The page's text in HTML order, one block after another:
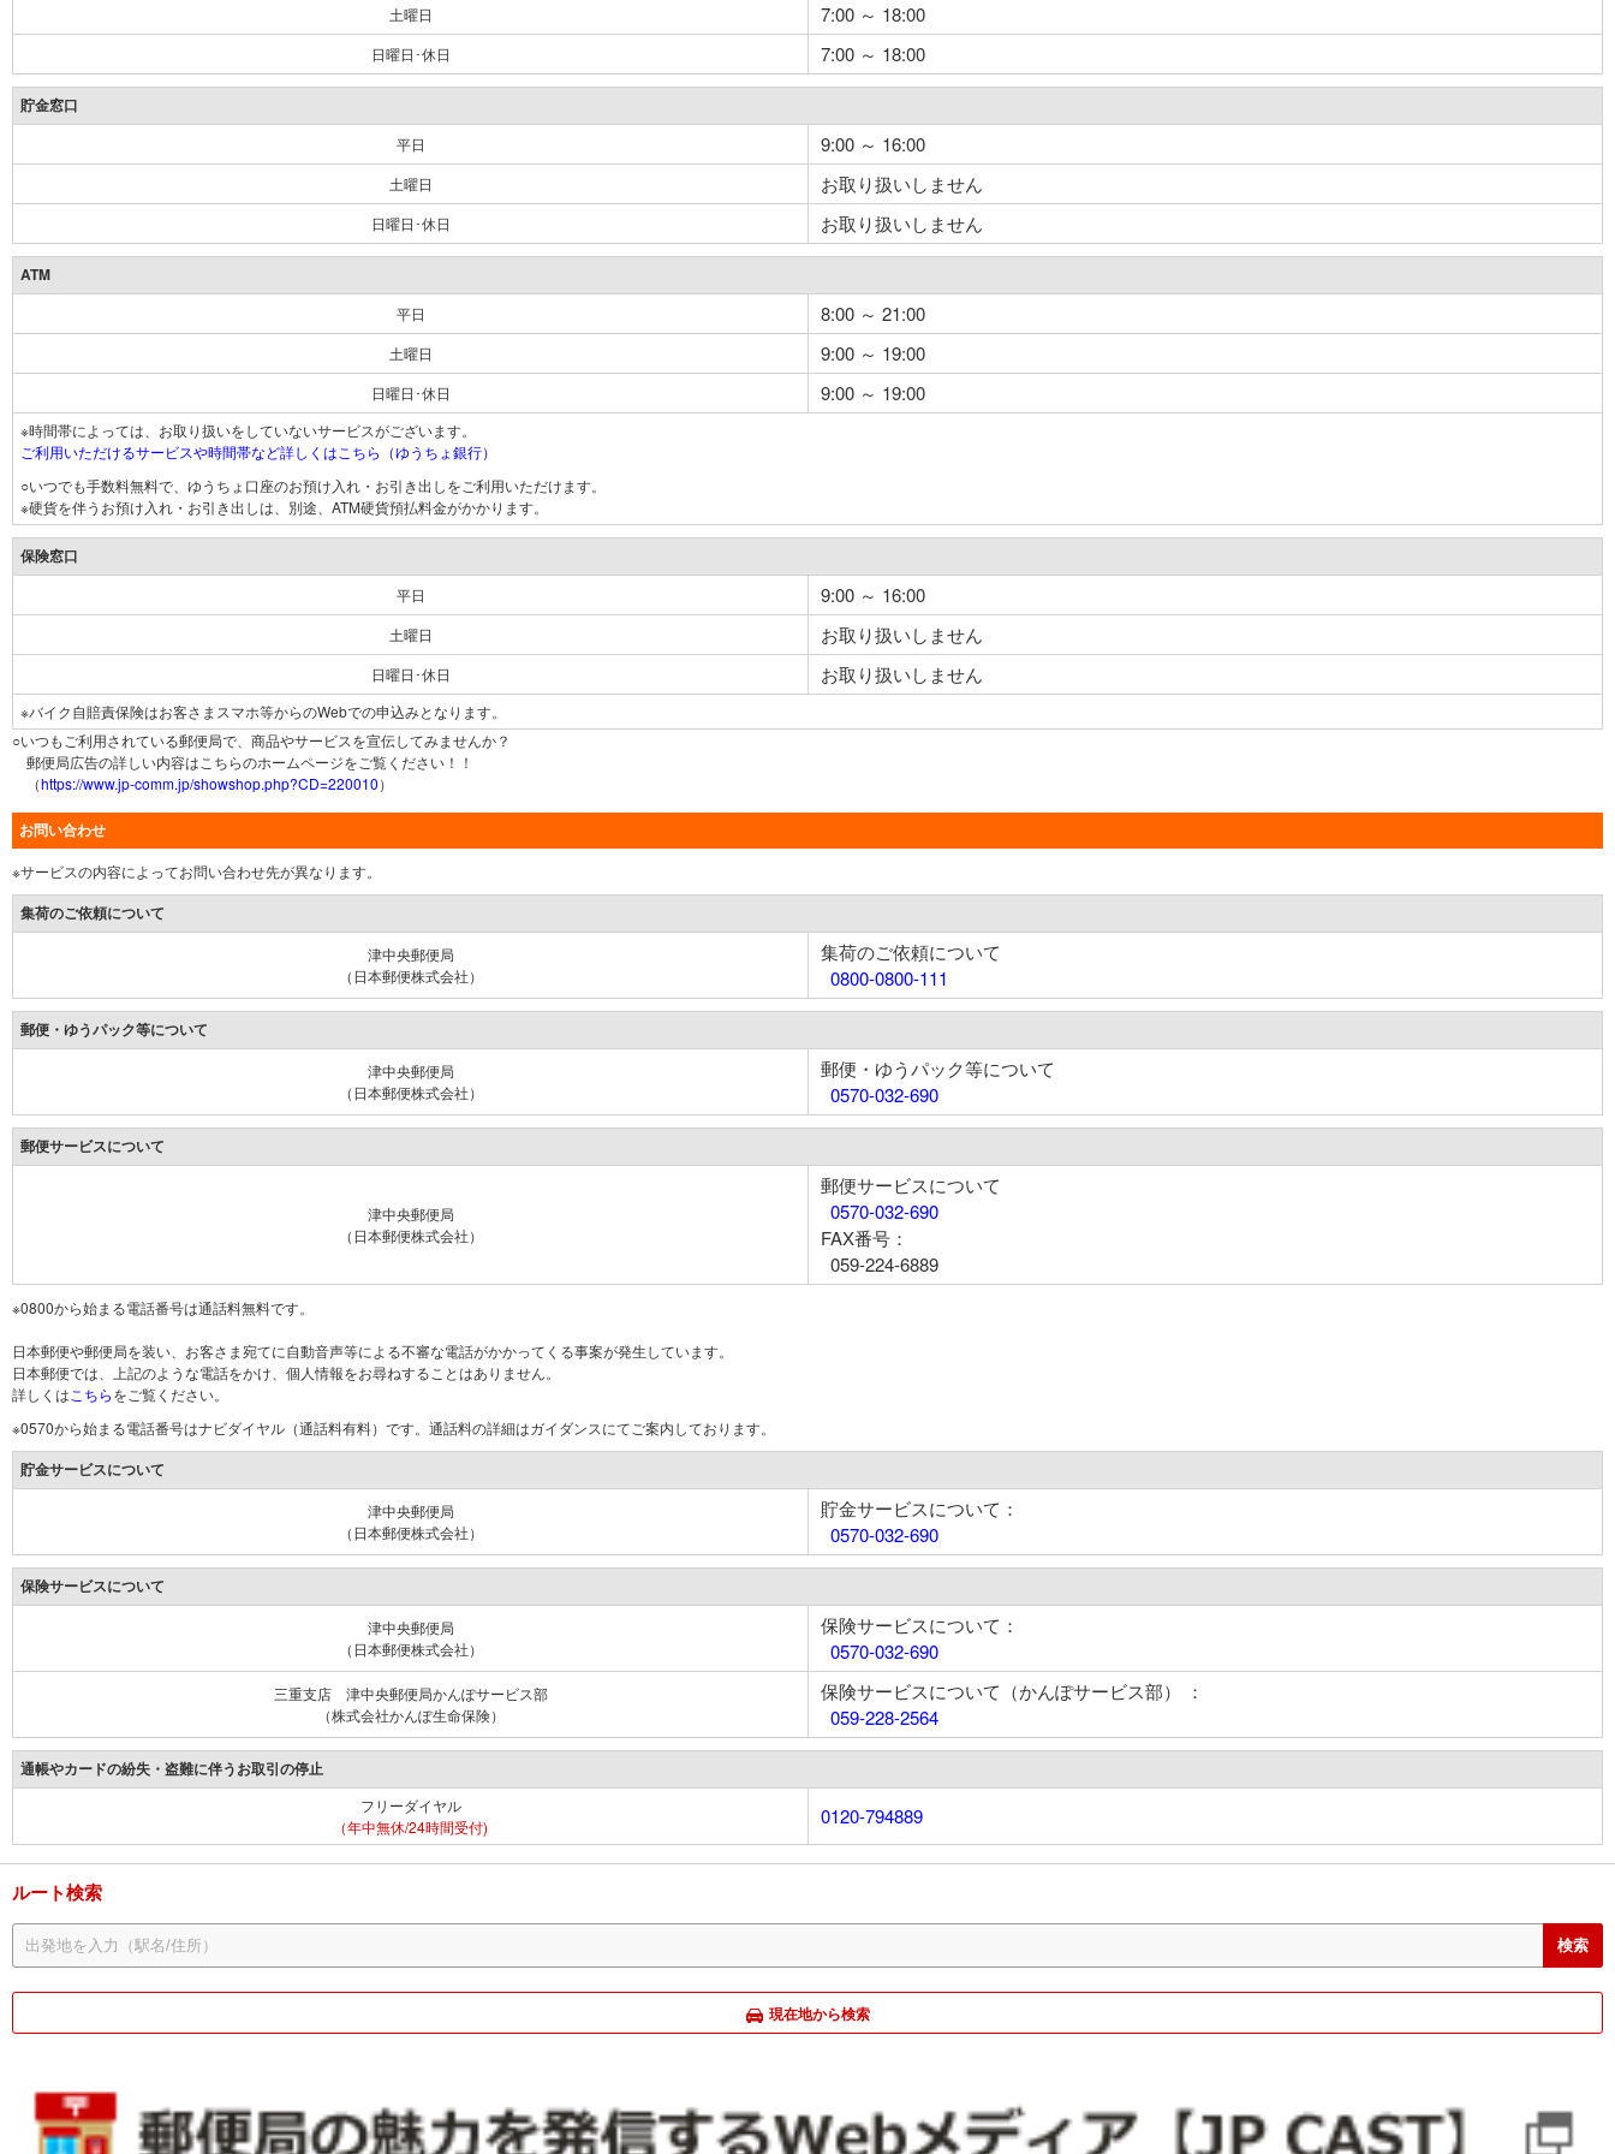
土曜日 7:00 ～ 18:00
日曜日･休日 7:00 ～ 18:00
貯金窓口
平日 9:00 ～ 16:00
土曜日 お取り扱いしません
日曜日･休日 お取り扱いしません
ATM
平日 8:00 ～ 21:00
土曜日 9:00 ～ 19:00
日曜日･休日 9:00 ～ 19:00
※時間帯によっては、お取り扱いをしていないサービスがございます。
ご利用いただけるサービスや時間帯など詳しくはこちら（ゆうちょ銀行）
○いつでも手数料無料で、ゆうちょ口座のお預け入れ・お引き出しをご利用いただけます。
※硬貨を伴うお預け入れ・お引き出しは、別途、ATM硬貨預払料金がかかります。
保険窓口
平日 9:00 ～ 16:00
土曜日 お取り扱いしません
日曜日･休日 お取り扱いしません
※バイク自賠責保険はお客さまスマホ等からのWebでの申込みとなります。
○いつもご利用されている郵便局で、商品やサービスを宣伝してみませんか？
郵便局広告の詳しい内容はこちらのホームページをご覧ください！！
（https://www.jp-comm.jp/showshop.php?CD=220010）
お問い合わせ
※サービスの内容によってお問い合わせ先が異なります。
集荷のご依頼について
津中央郵便局
（日本郵便株式会社）
集荷のご依頼について
0800-0800-111
郵便・ゆうパック等について
津中央郵便局
（日本郵便株式会社）
郵便・ゆうパック等について
0570-032-690
郵便サービスについて
津中央郵便局
（日本郵便株式会社）
郵便サービスについて
0570-032-690
FAX番号：
059-224-6889
※0800から始まる電話番号は通話料無料です。
日本郵便や郵便局を装い、お客さま宛てに自動音声等による不審な電話がかかってくる事案が発生しています。
日本郵便では、上記のような電話をかけ、個人情報をお尋ねすることはありません。
詳しくは こちらをご覧ください。
※0570から始まる電話番号はナビダイヤル（通話料有料）です。通話料の詳細はガイダンスにてご案内しております。
貯金サービスについて
津中央郵便局
（日本郵便株式会社）
貯金サービスについて：
0570-032-690
保険サービスについて
津中央郵便局
（日本郵便株式会社）
保険サービスについて：
0570-032-690
三重支店 津中央郵便局かんぽサービス部
（株式会社かんぽ生命保険）
保険サービスについて（かんぽサービス部） ：
059-228-2564
通帳やカードの紛失・盗難に伴うお取引の停止
フリーダイヤル
（年中無休/24時間受付)
0120-794889
ルート検索
現在地から検索